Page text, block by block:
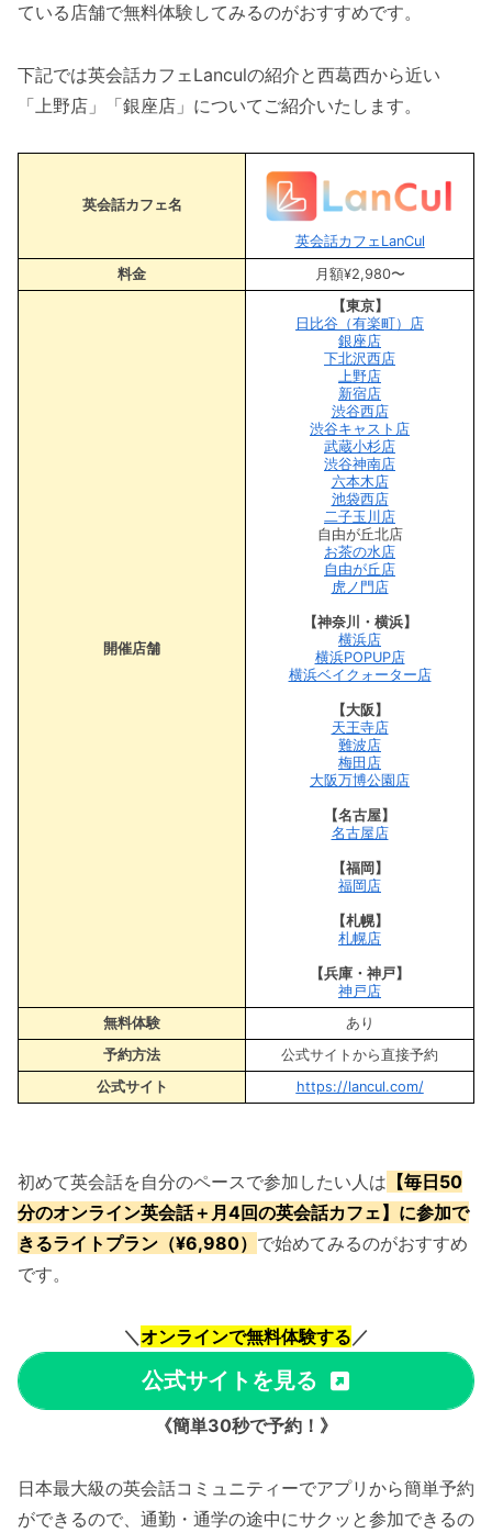
ている店舗で無料体験してみるのがおすすめです。
下記では英会話カフェLanculの紹介と西葛西から近い
「上野店」「銀座店」についてご紹介いたします。
英会話カフェ名
英会話カフェLanCul
料金
月額¥2,980〜
開催店舗
【東京】
日比谷（有楽町）店
銀座店
下北沢西店
上野店
新宿店
渋谷西店
渋谷キャスト店
武蔵小杉店
渋谷神南店
六本木店
池袋西店
二子玉川店
自由が丘北店
お茶の水店
自由が丘店
虎ノ門店
【神奈川・横浜】
横浜店
横浜POPUP店
横浜ベイクォーター店
【大阪】
天王寺店
難波店
梅田店
大阪万博公園店
【名古屋】
名古屋店
【福岡】
福岡店
【札幌】
札幌店
【兵庫・神戸】
神戸店
無料体験
あり
予約方法
公式サイトから直接予約
公式サイト
https://lancul.com/
初めて英会話を自分のペースで参加したい人は 【毎日50
分のオンライン英会話＋月4回の英会話カフェ】に参加で
きるライトプラン（¥6,980） で始めてみるのがおすすめ
です。
＼オンラインで無料体験する／
公式サイトを見る
《簡単30秒で予約！》
日本最大級の英会話コミュニティーでアプリから簡単予約
ができるので、通勤・通学の途中にサクッと参加できるの